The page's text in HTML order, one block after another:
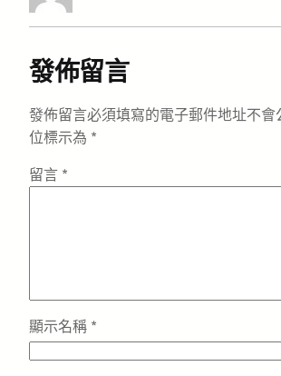
發佈留言
發佈留言必須填寫的電子郵件地址不會
位標示為 *
留言 *
顯示名稱 *